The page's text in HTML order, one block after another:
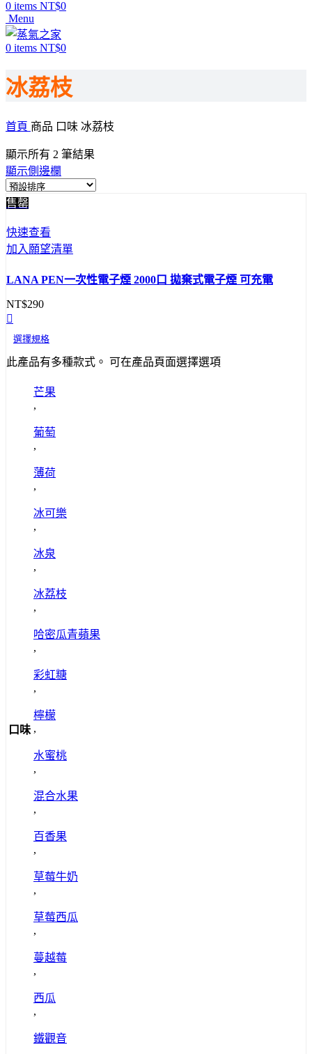
0 items NT$0
Menu
0 items NT$0
冰荔枝
首頁 商品 口味 冰荔枝
顯示所有 2 筆結果
顯示側邊欄
售罄
快速查看
加入願望清單
LANA PEN一次性電子煙 2000口 拋棄式電子煙 可充電
NT$290
選擇規格
此產品有多種款式。 可在產品頁面選擇選項
口味
芒果
,
葡萄
,
薄荷
,
冰可樂
,
冰泉
,
冰荔枝
,
哈密瓜青蘋果
,
彩虹糖
,
檸檬
,
水蜜桃
,
混合水果
,
百香果
,
草莓牛奶
,
草莓西瓜
,
蔓越莓
,
西瓜
,
鐵觀音